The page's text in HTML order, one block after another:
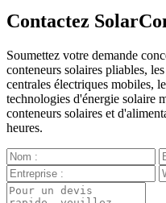
Contactez
Soumettez votre demande
conteneurs solaires pliables,
centrales électriques mobiles,
technologies d'énergie solaire
conteneurs solaires et
heures.